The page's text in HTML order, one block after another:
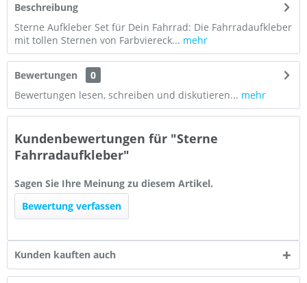
Beschreibung
Sterne Aufkleber Set für Dein Fahrrad: Die Fahrradaufkleber
mit tollen Sternen von Farbviereck... mehr
Bewertungen
0
Bewertungen lesen, schreiben und diskutieren... mehr
Kundenbewertungen für "Sterne
Fahrradaufkleber"
Sagen Sie Ihre Meinung zu diesem Artikel.
Bewertung verfassen
Kunden kauften auch